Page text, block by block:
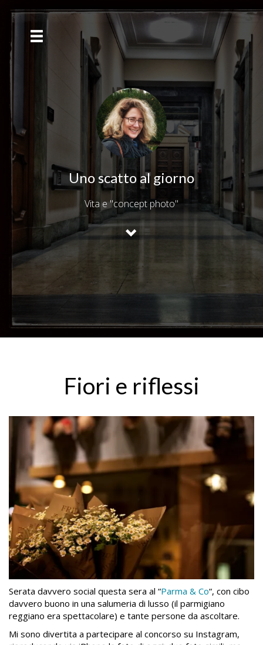
Uno scatto al giorno
Vita e "concept photo"
Fiori e riflessi
Serata davvero social questa sera al “Parma & Co“, con cibo
davvero buono in una salumeria di lusso (il parmigiano
reggiano era spettacolare) e tante persone da ascoltare.
Mi sono divertita a partecipare al concorso su Instagram,